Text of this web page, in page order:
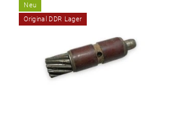
Neu
Original DDR Lager